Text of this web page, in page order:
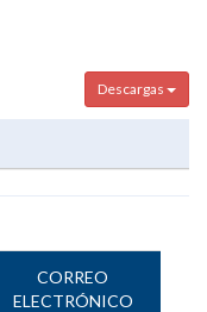
Descargas
CORREO
ELECTRÓNICO